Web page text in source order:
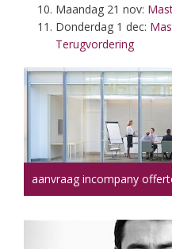
Maandag 21 nov:
Donderdag 1 dec:
Terugvordering
aanvraag incompany